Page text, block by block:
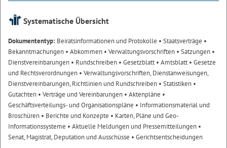
Systematische Übersicht
Dokumententyp: Beiratsinformationen und Protokolle • Staatsverträge •
Bekanntmachungen • Abkommen • Verwaltungsvorschriften • Satzungen •
Dienstvereinbarungen • Rundschreiben • Gesetzblatt• Amtsblatt• Gesetze
und Rechtsverordnungen • Verwaltungsvorschriften, Dienstanweisungen,
Dienstvereinbarungen, Richtlinien und Rundschreiben • Statistiken •
Gutachten • Verträge und Vereinbarungen • Aktenpläne •
Geschäftsverteilungs- und Organisationspläne • Informationsmaterial und
Broschüren • Berichte und Konzepte • Karten, Pläne und Geo-
Informationssysteme • Aktuelle Meldungen und Pressemitteilungen •
Senat, Magistrat, Deputation und Ausschüsse • Gerichtsentscheidungen